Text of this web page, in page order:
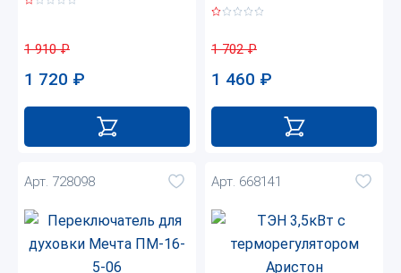
1 910₽
1 720 ₽
1 702₽
1 460 ₽
Арт. 728098 Арт. 668141